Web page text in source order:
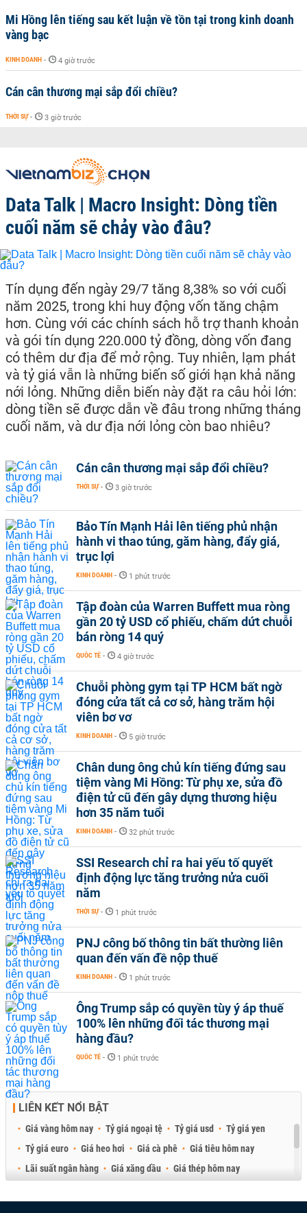
Mi Hồng lên tiếng sau kết luận về tồn tại trong kinh doanh
vàng bạc
KINH DOANH - 4 giờ trước
Cán cân thương mại sắp đổi chiều?
THỜI SỰ - 3 giờ trước
Data Talk | Macro Insight: Dòng tiền
cuối năm sẽ chảy vào đâu?
Tín dụng đến ngày 29/7 tăng 8,38% so với cuối
năm 2025, trong khi huy động vốn tăng chậm
hơn. Cùng với các chính sách hỗ trợ thanh khoản
và gói tín dụng 220.000 tỷ đồng, dòng vốn đang
có thêm dư địa để mở rộng. Tuy nhiên, lạm phát
và tỷ giá vẫn là những biến số giới hạn khả năng
nới lỏng. Những diễn biến này đặt ra câu hỏi lớn:
dòng tiền sẽ được dẫn về đâu trong những tháng
cuối năm, và dư địa nới lỏng còn bao nhiêu?
Cán cân thương mại sắp đổi chiều?
THỜI SỰ - 3 giờ trước
Bảo Tín Mạnh Hải lên tiếng phủ nhận
hành vi thao túng, găm hàng, đẩy giá,
trục lợi
KINH DOANH - 1 phút trước
Tập đoàn của Warren Buffett mua ròng
gần 20 tỷ USD cổ phiếu, chấm dứt chuỗi
bán ròng 14 quý
QUỐC TẾ - 4 giờ trước
Chuỗi phòng gym tại TP HCM bất ngờ
đóng cửa tất cả cơ sở, hàng trăm hội
viên bơ vơ
KINH DOANH - 5 giờ trước
Chân dung ông chủ kín tiếng đứng sau
tiệm vàng Mi Hồng: Từ phụ xe, sửa đồ
điện tử cũ đến gây dựng thương hiệu
hơn 35 năm tuổi
KINH DOANH - 32 phút trước
SSI Research chỉ ra hai yếu tố quyết
định động lực tăng trưởng nửa cuối
năm
THỜI SỰ - 1 phút trước
PNJ công bố thông tin bất thường liên
quan đến vấn đề nộp thuế
KINH DOANH - 1 phút trước
Ông Trump sắp có quyền tùy ý áp thuế
100% lên những đối tác thương mại
hàng đầu?
QUỐC TẾ - 1 phút trước
LIÊN KẾT NỔI BẬT
Giá vàng hôm nay Tỷ giá ngoại tệ Tỷ giá usd
Tỷ giá yen
Tỷ giá euro
Giá heo hơi Giá cà phê
Giá tiêu hôm nay
Lãi suất ngân hàng
Giá xăng dầu
Giá thép hôm nay